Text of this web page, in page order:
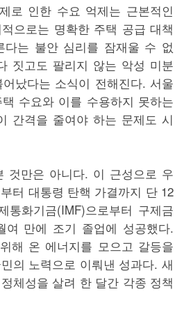
로 인한 수요 억제는 근본적인
으로는 명확한 주택 공급 대책
다는 불안 심리를 잠재울 수 없
짓고도 팔리지 않는 악성 미분
났다는 소식이 전해진다. 서울
수요와 이를 수용하지 못하는
간격을 줄여야 하는 문제도 시
것만은 아니다. 이 근성으로 우
터 대통령 탄핵 가결까지 단 12
통화기금(IMF)으로부터 구제금
여 만에 조기 졸업에 성공했다.
해 온 에너지를 모으고 갈등을
의 노력으로 이뤄낸 성과다. 새
체성을 살려 한 달간 각종 정책